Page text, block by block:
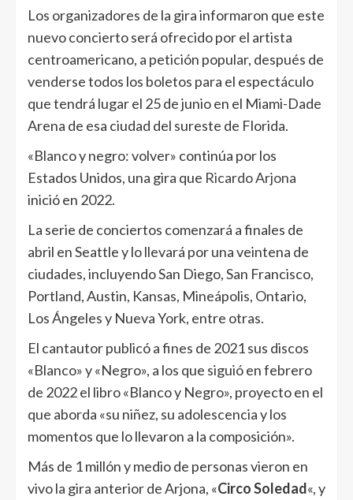
Los organizadores de la gira informaron que este
nuevo concierto será ofrecido por el artista
centroamericano, a petición popular, después de
venderse todos los boletos para el espectáculo
que tendrá lugar el 25 de junio en el Miami-Dade
Arena de esa ciudad del sureste de Florida.
«Blanco y negro: volver» continúa por los
Estados Unidos, una gira que Ricardo Arjona
inició en 2022.
La serie de conciertos comenzará a finales de
abril en Seattle y lo llevará por una veintena de
ciudades, incluyendo San Diego, San Francisco,
Portland, Austin, Kansas, Mineápolis, Ontario,
Los Ángeles y Nueva York, entre otras.
El cantautor publicó a fines de 2021 sus discos
«Blanco» y «Negro», a los que siguió en febrero
de 2022 el libro «Blanco y Negro», proyecto en el
que aborda «su niñez, su adolescencia y los
momentos que lo llevaron a la composición».
Más de 1 millón y medio de personas vieron en
vivo la gira anterior de Arjona, «Circo Soledad«, y